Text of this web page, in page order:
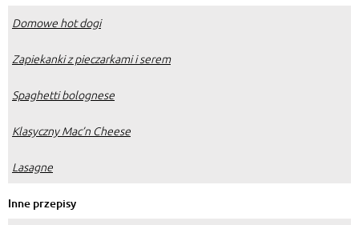
Domowe hot dogi
Zapiekanki z pieczarkami i serem
Spaghetti bolognese
Klasyczny Mac’n Cheese
Lasagne
Inne przepisy